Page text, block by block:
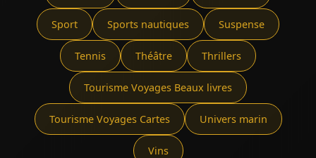
Sport Sports nautiques Suspense
Tennis Théâtre Thrillers
Tourisme Voyages Beaux livres
Tourisme Voyages Cartes Univers marin
Vins